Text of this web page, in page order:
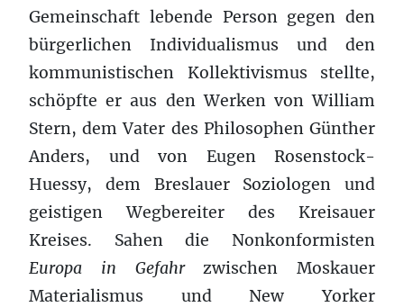
Gemeinschaft lebende Person gegen den
bürgerlichen Individualismus und den
kommunistischen Kollektivismus stellte,
schöpfte er aus den Werken von William
Stern, dem Vater des Philosophen Günther
Anders, und von Eugen Rosenstock-
Huessy, dem Breslauer Soziologen und
geistigen Wegbereiter des Kreisauer
Kreises. Sahen die Nonkonformisten
Europa in Gefahrzwischen Moskauer
Materialismus und New Yorker